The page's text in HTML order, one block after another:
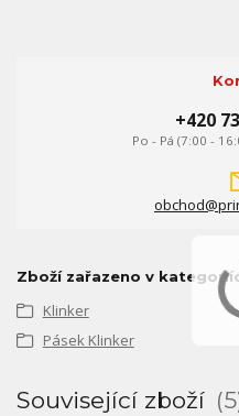
+420
Po - Pá (7:00 -
Zboží zařazeno v
Klinker
Pásek Klinker
Související zboží 5